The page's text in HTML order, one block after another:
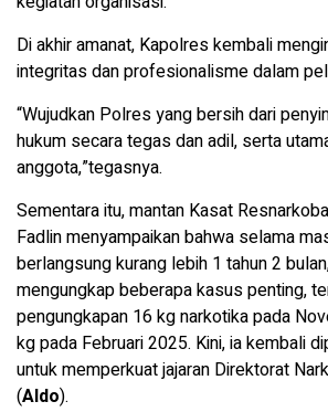
Di akhir amanat, Kapolres kembali
integritas dan profesionalisme dalam
“Wujudkan Polres yang bersih dari
hukum secara tegas dan adil, serta
anggota,”tegasnya.
Sementara itu, mantan Kasat
Fadlin menyampaikan bahwa selama
berlangsung kurang lebih 1 tahun 2
mengungkap beberapa kasus penting,
pengungkapan 16 kg narkotika pada
kg pada Februari 2025. Kini, ia kembali
untuk memperkuat jajaran Direktorat
(Aldo).